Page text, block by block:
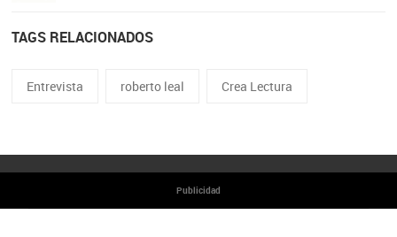
TAGS RELACIONADOS
Entrevista roberto leal Crea Lectura
Publicidad